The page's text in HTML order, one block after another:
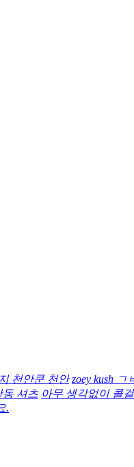
천안쿤 천안 zoey kush
동 셔츠 아무 생각없이 콜
.